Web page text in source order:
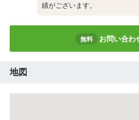
績がございます。
無料 お問い合わ
地図